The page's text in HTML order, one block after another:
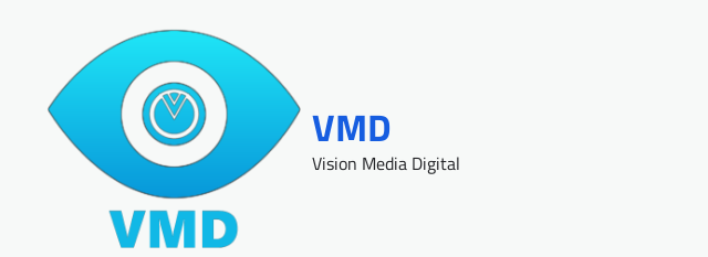
VMD
Vision Media Digital